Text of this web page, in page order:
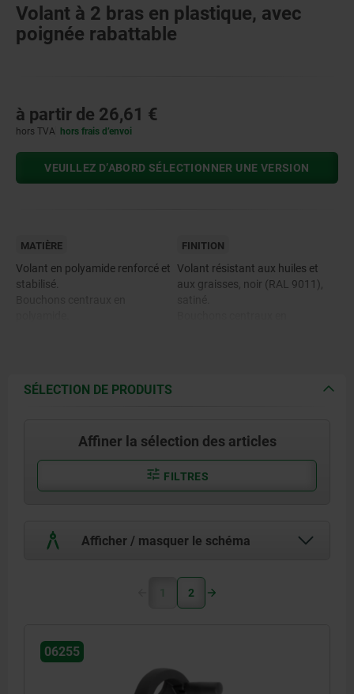
Volant à 2 bras en plastique, avec
poignée rabattable
à partir de 26,61 €
hors TVA hors frais d’envoi
VEUILLEZ D’ABORD SÉLECTIONNER UNE VERSION
MATIÈRE
Volant en polyamide renforcé et
stabilisé.
FINITION
Volant résistant aux huiles et
aux graisses, noir (RAL 9011),
SÉLECTION DE PRODUITS
Affiner la sélection des articles
FILTRES
Afficher / masquer le schéma
1 2
06255